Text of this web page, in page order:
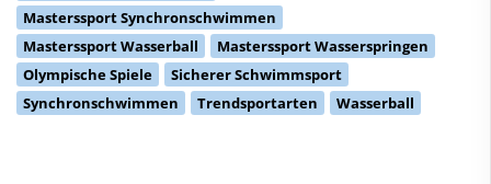
Masterssport Synchronschwimmen
Masterssport Wasserball
Masterssport Wasserspringen
Olympische Spiele
Sicherer Schwimmsport
Synchronschwimmen
Trendsportarten Wasserball